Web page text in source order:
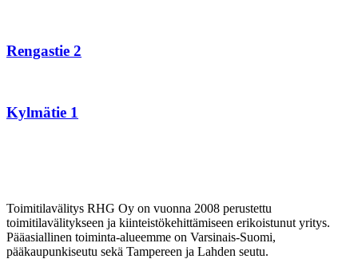
Rengastie 2
Kylmätie 1
Toimitilavälitys RHG Oy on vuonna 2008 perustettu
toimitilavälitykseen ja kiinteistökehittämiseen erikoistunut yritys.
Pääasiallinen toiminta-alueemme on Varsinais-Suomi,
pääkaupunkiseutu sekä Tampereen ja Lahden seutu.